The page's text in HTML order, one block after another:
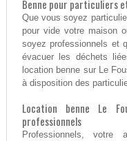
Benne pour particuliers
Que vous soyez
pour vide votre maison
soyez professionnels et
évacuer les déchets
location benne sur Le
à disposition des
Location benne Le
professionnels
Professionnels, votre